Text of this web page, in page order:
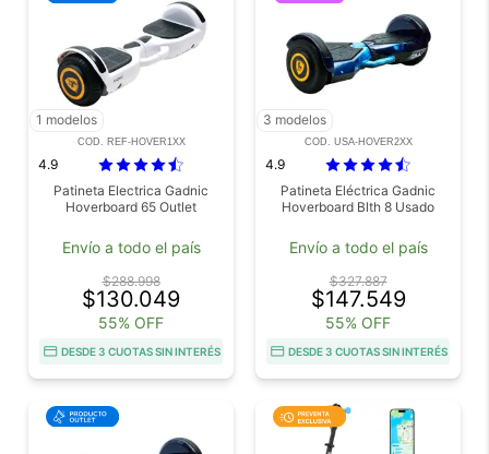
1 modelos
COD. REF-HOVER1XX
4.9
Patineta Electrica Gadnic
Hoverboard 65 Outlet
Envío a todo el país
$288.998
$130.049
55% OFF
DESDE 3 CUOTAS SIN INTERÉS
3 modelos
COD. USA-HOVER2XX
4.9
Patineta Eléctrica Gadnic
Hoverboard Blth 8 Usado
Envío a todo el país
$327.887
$147.549
55% OFF
DESDE 3 CUOTAS SIN INTERÉS